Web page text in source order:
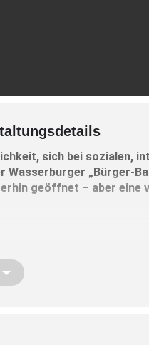
sich bei sozialen,
Wasserburger „Bürger-
geöffnet – aber eine
APRIL